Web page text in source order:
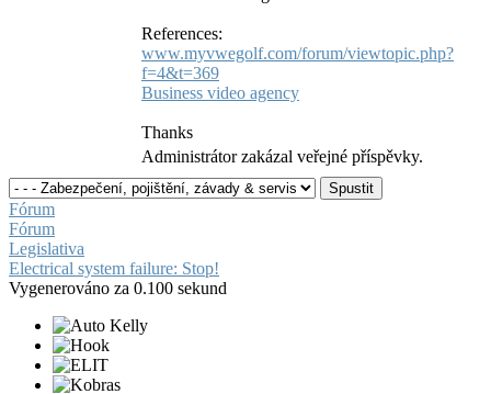
References:
www.myvwegolf.com/forum/viewtopic.php?
f=4&t=369
Business video agency
Thanks
Administrátor zakázal veřejné příspěvky.
Fórum
Fórum
Legislativa
Electrical system failure: Stop!
Vygenerováno za 0.100 sekund